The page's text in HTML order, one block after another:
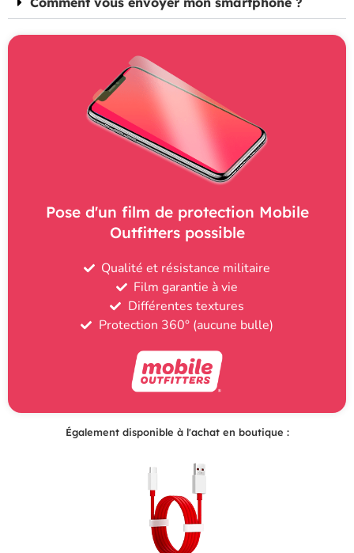
Pose d'un film de protection Mobile
Outfitters possible
Qualité et résistance militaire
Film garantie à vie
Différentes textures
Protection 360° (aucune bulle)
Également disponible à l'achat en boutique :